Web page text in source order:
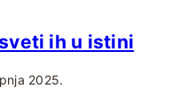
ih u istini
2025.